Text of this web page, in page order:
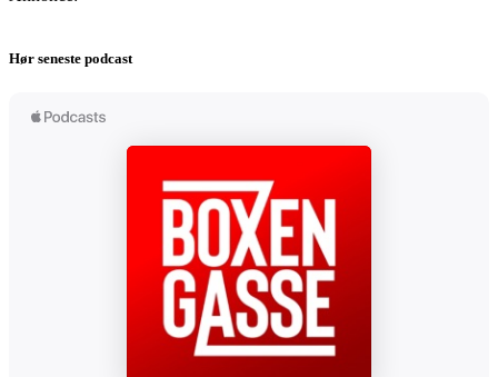
Hør seneste podcast